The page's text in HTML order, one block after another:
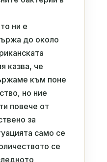
ни е
до около
казва, че
към поне
но ние
повече от
за
само се
се